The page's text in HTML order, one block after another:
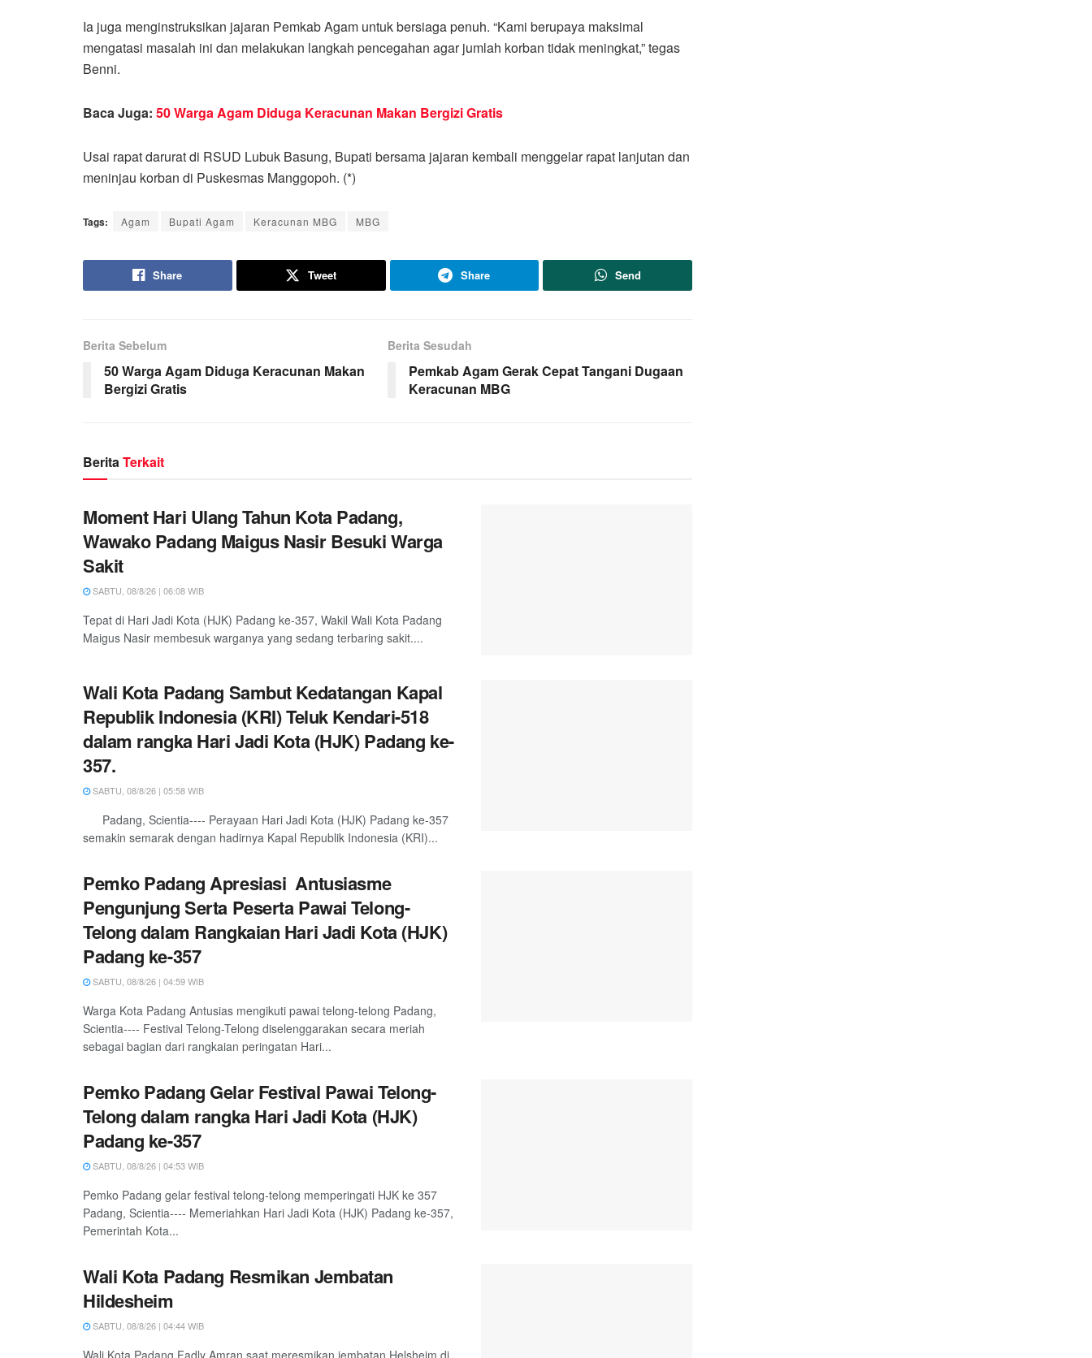
Ia juga menginstruksikan jajaran Pemkab Agam untuk bersiaga penuh. “Kami berupaya maksimal
mengatasi masalah ini dan melakukan langkah pencegahan agar jumlah korban tidak meningkat,” tegas
Benni.
Baca Juga: 50 Warga Agam Diduga Keracunan Makan Bergizi Gratis
Usai rapat darurat di RSUD Lubuk Basung, Bupati bersama jajaran kembali menggelar rapat lanjutan dan
meninjau korban di Puskesmas Manggopoh. (*)
Tags: Agam Bupati Agam Keracunan MBG MBG
Share Tweet Share Send
Berita Sebelum
50 Warga Agam Diduga Keracunan Makan
Bergizi Gratis
Berita Sesudah
Pemkab Agam Gerak Cepat Tangani Dugaan
Keracunan MBG
BeritaTerkait
Moment Hari Ulang Tahun Kota Padang,
Wawako Padang Maigus Nasir Besuki Warga
Sakit
SABTU, 08/8/26 | 06:08 WIB
Tepat di Hari Jadi Kota (HJK) Padang ke-357, Wakil Wali Kota Padang
Maigus Nasir membesuk warganya yang sedang terbaring sakit....
Wali Kota Padang Sambut Kedatangan Kapal
Republik Indonesia (KRI) Teluk Kendari-518
dalam rangka Hari Jadi Kota (HJK) Padang ke-
357.
SABTU, 08/8/26 | 05:58 WIB
Padang, Scientia---- Perayaan Hari Jadi Kota (HJK) Padang ke-357
semakin semarak dengan hadirnya Kapal Republik Indonesia (KRI)...
Pemko Padang Apresiasi Antusiasme
Pengunjung Serta Peserta Pawai Telong-
Telong dalam Rangkaian Hari Jadi Kota (HJK)
Padang ke-357
SABTU, 08/8/26 | 04:59 WIB
Warga Kota Padang Antusias mengikuti pawai telong-telong Padang,
Scientia---- Festival Telong-Telong diselenggarakan secara meriah
sebagai bagian dari rangkaian peringatan Hari...
Pemko Padang Gelar Festival Pawai Telong-
Telong dalam rangka Hari Jadi Kota (HJK)
Padang ke-357
SABTU, 08/8/26 | 04:53 WIB
Pemko Padang gelar festival telong-telong memperingati HJK ke 357
Padang, Scientia---- Memeriahkan Hari Jadi Kota (HJK) Padang ke-357,
Pemerintah Kota...
Wali Kota Padang Resmikan Jembatan
Hildesheim
SABTU, 08/8/26 | 04:44 WIB
Wali Kota Padang Fadly Amran saat meresmikan jembatan Helsheim di